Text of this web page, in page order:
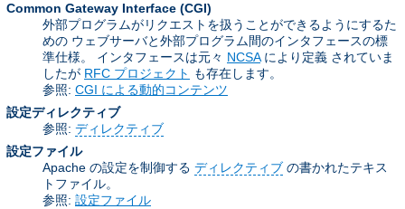
Common Gateway Interface (CGI)
外部プログラムがリクエストを扱うことができるようにするた
めの ウェブサーバと外部プログラム間のインタフェースの標
準仕様。 インタフェースは元々 NCSAにより定義 されていま
したが RFC プロジェクト も存在します。
参照: CGI による動的コンテンツ
設定ディレクティブ
参照: ディレクティブ
設定ファイル
Apache の設定を制御する ディレクティブ の書かれたテキス
トファイル。
参照: 設定ファイル